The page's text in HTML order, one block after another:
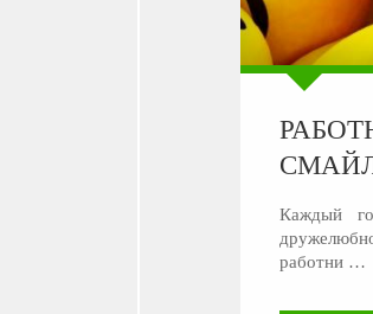
Каждый
работни …